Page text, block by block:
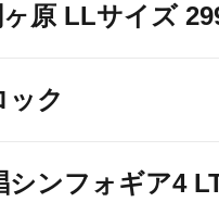
原 LLサイズ
ック
シンフォギア4